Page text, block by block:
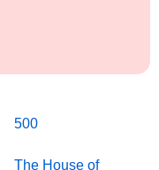
500
The House of